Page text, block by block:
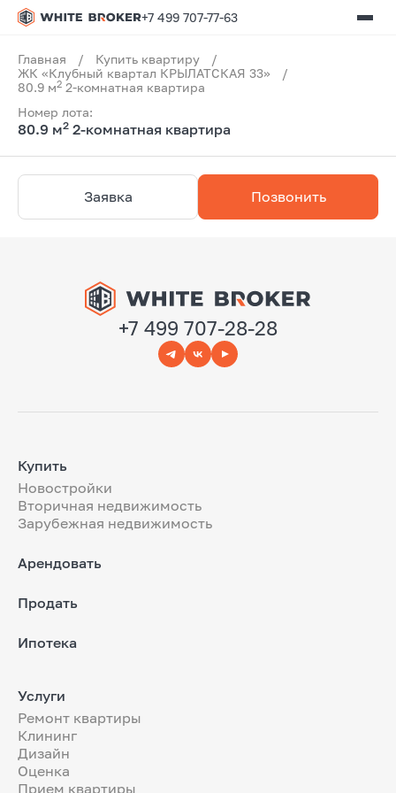
+7 499 707-77-63
Главная / Купить квартиру
/
ЖК «Клубный квартал КРЫЛАТСКАЯ 33»
/
80.9 м2 2-комнатная квартира
Номер лота:
80.9 м2 2-комнатная квартира
Заявка Позвонить
+7 499 707-28-28
Купить
Новостройки
Вторичная недвижимость
Зарубежная недвижимость
Арендовать
Продать
Ипотека
Услуги
Ремонт квартиры
Клининг
Дизайн
Оценка
Прием квартиры